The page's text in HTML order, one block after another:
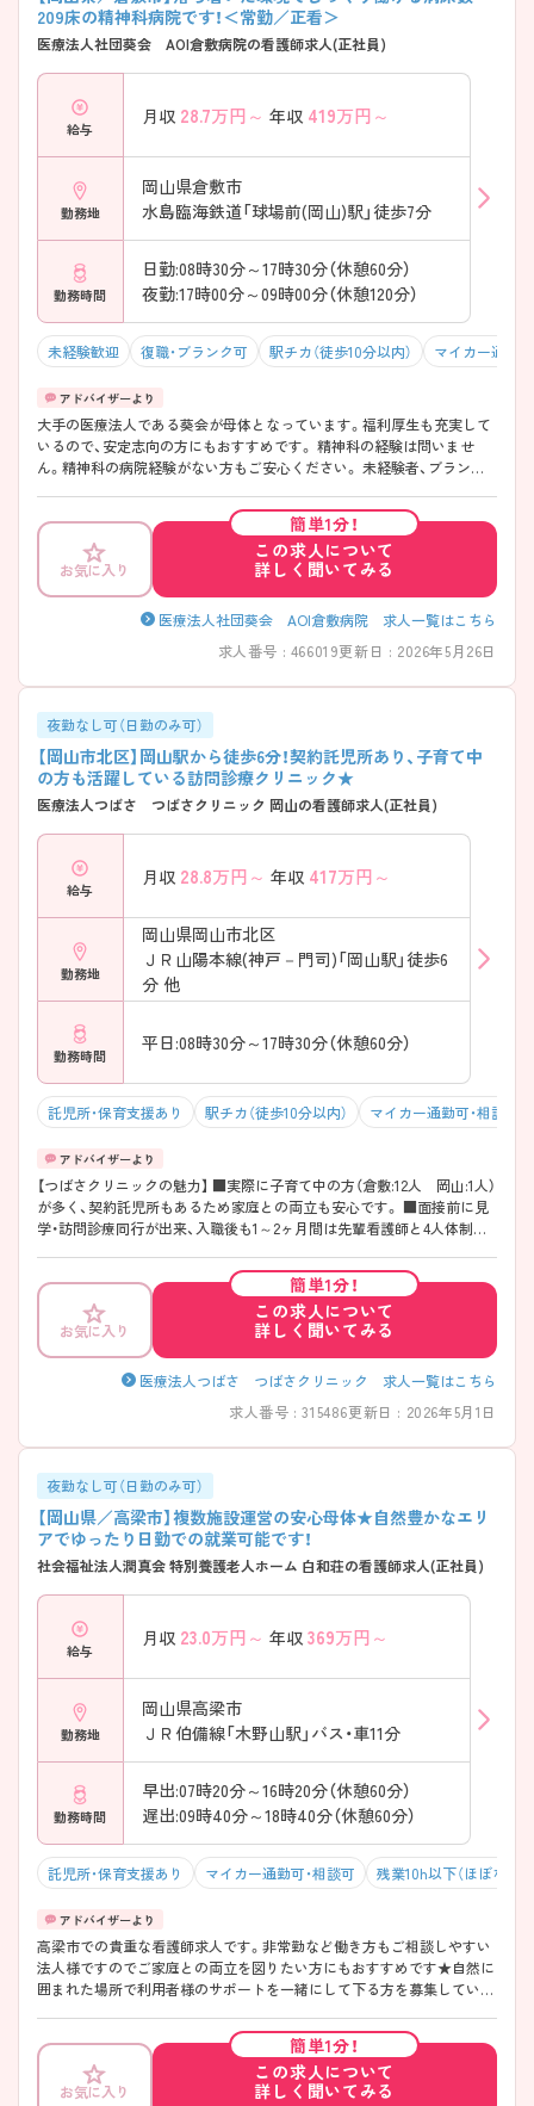
209床の精神科病院です！＜常勤／正看＞
医療法人社団葵会 AOI倉敷病院の看護師求人(正社員)
給与
月収 28.7万円～ 年収 419万円～
勤務地
岡山県倉敷市
水島臨海鉄道「球場前(岡山)駅」徒歩7分
勤務時間
日勤:08時30分～17時30分（休憩60分）
夜勤:17時00分～09時00分（休憩120分）
未経験歓迎 復職・ブランク可 駅チカ（徒歩10分以内） マイカー通勤
大手の医療法人である葵会が母体となっています。福利厚生も充実して
いるので、安定志向の方にもおすすめです。 精神科の経験は問いませ
ん。精神科の病院経験がない方もご安心ください。 未経験者、ブランク
一般病棟では身体合併症の治療にも対応しており、精神科と内科の入院
患者様がいらっしゃるのが特徴です。まずはお気軽にお問い合わせくだ
お気に入り
簡単1分！
この求人について
詳しく聞いてみる
医療法人社団葵会 AOI倉敷病院 求人一覧はこちら
求人番号 : 466019更新日 : 2026年5月26日
夜勤なし可（日勤のみ可）
【岡山市北区】岡山駅から徒歩6分！契約託児所あり、子育て中
の方も活躍している訪問診療クリニック★
医療法人つばさ つばさクリニック 岡山の看護師求人(正社員)
給与
月収 28.8万円～ 年収 417万円～
勤務地
岡山県岡山市北区
ＪＲ山陽本線(神戸－門司)「岡山駅」徒歩6
分 他
勤務時間
平日:08時30分～17時30分（休憩60分）
託児所・保育支援あり 駅チカ（徒歩10分以内） マイカー通勤可・相談可
【つばさクリニックの魅力】 ■実際に子育て中の方（倉敷:12人 岡山:1人）
が多く、契約託児所もあるため家庭との両立も安心です。 ■面接前に見
学・訪問診療同行が出来、入職後も1～2ヶ月間は先輩看護師と4人体制の
訪問診療のため、人を乗せての運転が不安な方も心配なく訪問診療に集
中できます。
お気に入り
簡単1分！
この求人について
詳しく聞いてみる
医療法人つばさ つばさクリニック 求人一覧はこちら
求人番号 : 315486更新日 : 2026年5月1日
夜勤なし可（日勤のみ可）
【岡山県／高梁市】複数施設運営の安心母体★自然豊かなエリ
アでゆったり日勤での就業可能です！
社会福祉法人潤真会 特別養護老人ホーム 白和荘の看護師求人(正社員)
給与
月収 23.0万円～ 年収 369万円～
勤務地
岡山県高梁市
ＪＲ伯備線「木野山駅」バス・車11分
勤務時間
早出:07時20分～16時20分（休憩60分）
遅出:09時40分～18時40分（休憩60分）
託児所・保育支援あり マイカー通勤可・相談可 残業10h以下（ほぼなし）
高梁市での貴重な看護師求人です。非常勤など働き方もご相談しやすい
法人様ですのでご家庭との両立を図りたい方にもおすすめです★自然に
囲まれた場所で利用者様のサポートを一緒にして下る方を募集していま
お気に入り
簡単1分！
この求人について
詳しく聞いてみる